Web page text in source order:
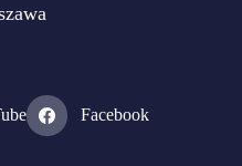
Facebook